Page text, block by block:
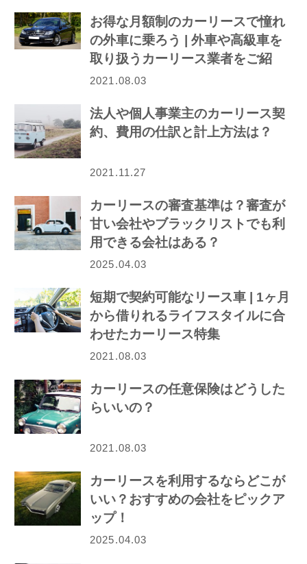
お得な月額制のカーリースで憧れ
の外車に乗ろう | 外車や高級車を
取り扱うカーリース業者をご紹
介！
2021.08.03
法人や個人事業主のカーリース契
約、費用の仕訳と計上方法は？
2021.11.27
カーリースの審査基準は？審査が
甘い会社やブラックリストでも利
用できる会社はある？
2025.04.03
短期で契約可能なリース車 | 1ヶ月
から借りれるライフスタイルに合
わせたカーリース特集
2021.08.03
カーリースの任意保険はどうした
らいいの？
2021.08.03
カーリースを利用するならどこが
いい？おすすめの会社をピックア
ップ！
2025.04.03